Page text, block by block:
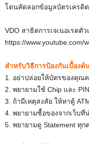
โดนคัดลอกข้อมูลบัตรเครดิ
VDO สาธิตการเจเนอเรตตั
https://www.youtube.com/
สำหรับวิธีการป้องกันเบื้อง
1. อย่าปล่อยให้บัตรของคุณ
2. พยายามใช้ Chip และ
3. ถ้ามีเหตุสงสัย ให้หาตู้
4. พยายามซื้อของจากเว็บที่
5. พยายามดู Statement ทุก